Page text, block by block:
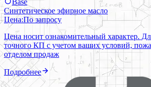
Base
Синтетическое эфирное масло
Цена:По запросу
Цена носит ознакомительный характер.
точного КП с учетом ваших условий,
отделом продаж
Подробнее